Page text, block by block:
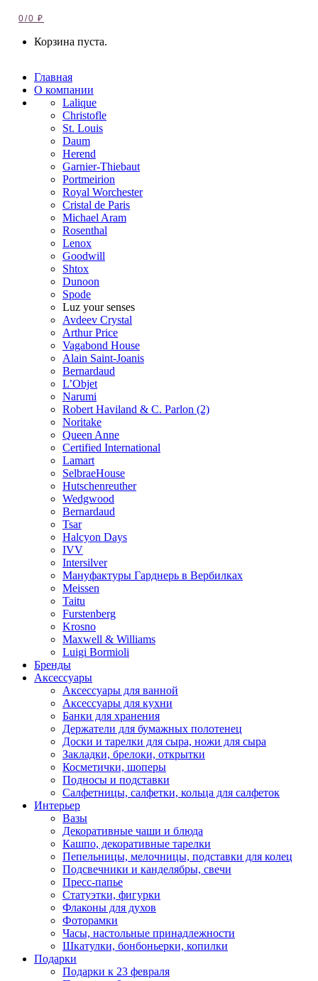
0/0₽
Корзина пуста.
Главная
О компании
Lalique
Christofle
St. Louis
Daum
Herend
Garnier-Thiebaut
Portmeirion
Royal Worchester
Cristal de Paris
Michael Aram
Rosenthal
Lenox
Goodwill
Shtox
Dunoon
Spode
Luz your senses
Avdeev Crystal
Arthur Price
Vagabond House
Alain Saint-Joanis
Bernardaud
L’Objet
Narumi
Robert Haviland & C. Parlon (2)
Noritakе
Queen Anne
Certified International
Lamart
SelbraeHouse
Hutschenreuther
Wedgwood
Bernardaud
Tsar
Halcyon Days
IVV
Intersilver
Мануфактуры Гарднерь в Вербилках
Meissen
Taitu
Furstenberg
Krosno
Maxwell & Williams
Luigi Bormioli
Бренды
Аксессуары
Аксессуары для ванной
Аксессуары для кухни
Банки для хранения
Держатели для бумажных полотенец
Доски и тарелки для сыра, ножи для сыра
Закладки, брелоки, открытки
Косметички, шоперы
Подносы и подставки
Салфетницы, салфетки, кольца для салфеток
Интерьер
Вазы
Декоративные чаши и блюда
Кашпо, декоративные тарелки
Пепельницы, мелочницы, подставки для колец
Подсвечники и канделябры, свечи
Пресс-папье
Статуэтки, фигурки
Флаконы для духов
Фоторамки
Часы, настольные принадлежности
Шкатулки, бонбоньерки, копилки
Подарки
Подарки к 23 февраля